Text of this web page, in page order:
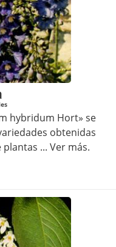
hybridum Hort» se
obtenidas
plantas ... Ver más.